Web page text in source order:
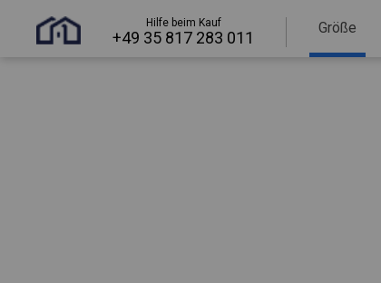
Hilfe beim Kauf
+49 35 817 283 011
Größe